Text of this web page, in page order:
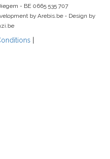
- BE 0665 535 707
by Arebis.be - Design by